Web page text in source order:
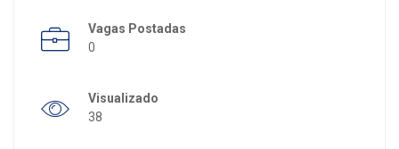
Vagas Postadas
0
Visualizado
38